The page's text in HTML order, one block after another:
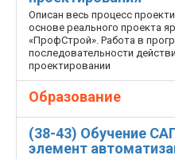
Описан весь процесс
основе реального проекта
«ПрофСтрой». Работа в
последовательности
проектировании
Образование
(38-43) Обучение
элемент